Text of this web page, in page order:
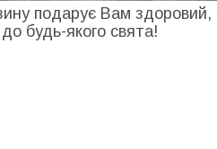
подарує Вам
будь-якого свята!